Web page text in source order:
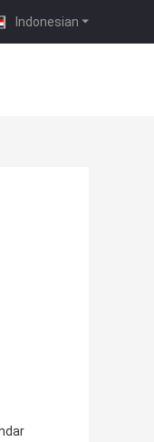
Indonesian
|